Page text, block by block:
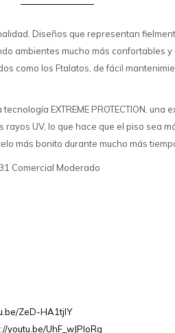
Diseños que representan
ambientes mucho más confortables y
como los Ftalatos, de fácil
EXTREME PROTECTION, una
UV, lo que hace que el piso sea
más bonito durante mucho más
Comercial Moderado
ZeD-HA1tjlY
youtu.be/UhF_wJPIoRg